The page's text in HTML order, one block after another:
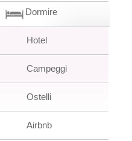
Dormire
Hotel
Campeggi
Ostelli
Airbnb